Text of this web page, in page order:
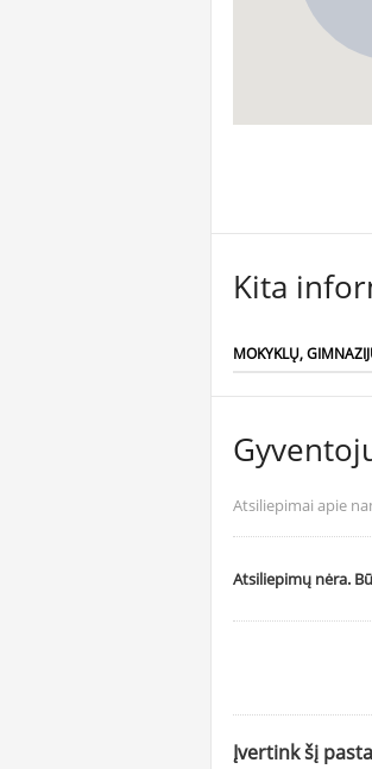
Kita
MOKYKLŲ,
Atsiliepimai apie
Atsiliepimų nėra.
Įvertink šį